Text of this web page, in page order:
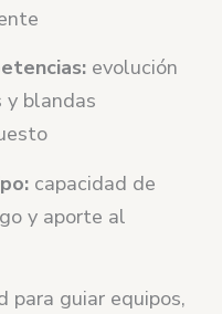
evolución
y blandas
capacidad de
y aporte al
para guiar equipos,